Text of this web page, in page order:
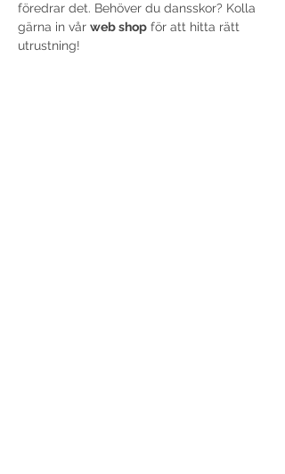
föredrar det. Behöver du dansskor? Kolla
gärna in vår web shop för att hitta rätt
utrustning!